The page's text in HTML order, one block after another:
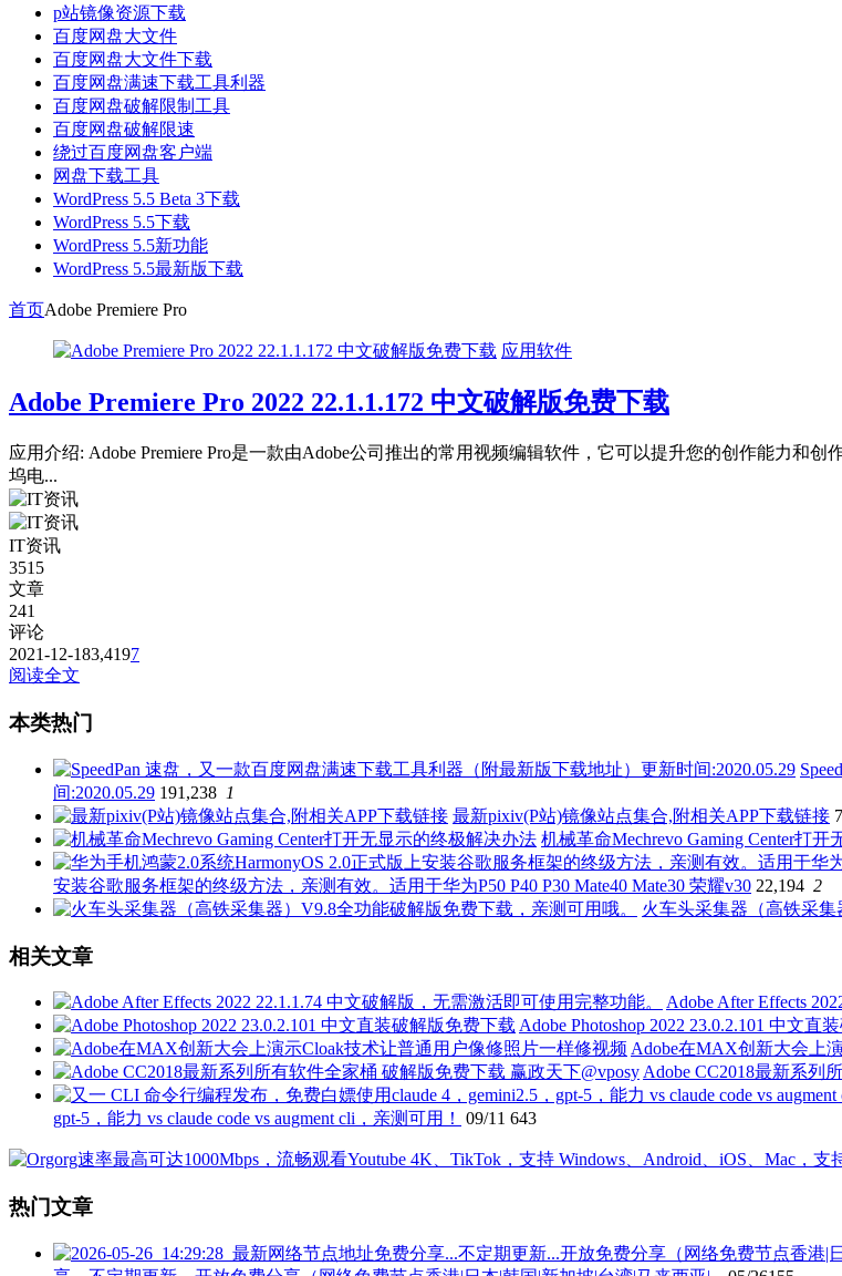
p站镜像资源下载
百度网盘大文件
百度网盘大文件下载
百度网盘满速下载工具利器
百度网盘破解限制工具
百度网盘破解限速
绕过百度网盘客户端
网盘下载工具
WordPress 5.5 Beta 3下载
WordPress 5.5下载
WordPress 5.5新功能
WordPress 5.5最新版下载
首页Adobe Premiere Pro
应用软件
Adobe Premiere Pro 2022 22.1.1.172 中文破解版免费下载
应用介绍: Adobe Premiere Pro是一款由Adobe公司推出的常用视频编辑软件，它可以提升您的创作能力和
坞电...
IT资讯
3515
文章
241
评论
2021-12-183,4197
阅读全文
本类热门
间:2020.05.29 191,238 1
最新pixiv(P站)镜像站点集合,附相关APP下载链接
机械革命Mechrevo Gaming Center打
安装谷歌服务框架的终级方法，亲测有效。适用于华为P50 P40 P30 Mate40 Mate30 荣耀v30 22,194 2
火车头采集器（高铁采集
相关文章
Adobe After Effects
Adobe Photoshop 2022 23.0.2.101 中文直
Adobe在MAX创新大会上
Adobe CC2018最新系列
gpt-5，能力 vs claude code vs augment cli，亲测可用！
09/11 643
热门文章